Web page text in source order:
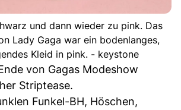
und dann wieder zu pink. Das
Lady Gaga war ein bodenlanges,
Kleid in pink. - keystone
von Gagas Modeshow
Striptease.
Funkel-BH, Höschen,